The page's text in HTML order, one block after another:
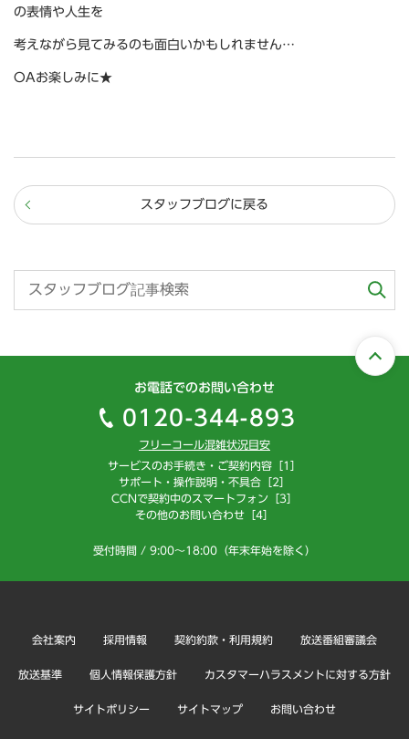
の表情や人生を
考えながら見てみるのも面白いかもしれません…
OAお楽しみに★
スタッフブログに戻る
お電話でのお問い合わせ
0120-344-893
フリーコール混雑状況目安
サービスのお手続き・ご契約内容［1］
サポート・操作説明・不具合［2］
CCNで契約中のスマートフォン［3］
その他のお問い合わせ［4］
受付時間 / 9:00～18:00（年末年始を除く）
会社案内 採用情報 契約約款・利用規約 放送番組審議会
放送基準 個人情報保護方針 カスタマーハラスメントに対する方針
サイトポリシー サイトマップ お問い合わせ